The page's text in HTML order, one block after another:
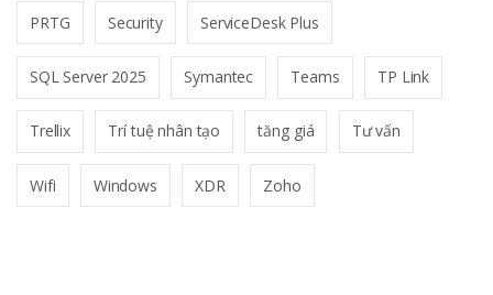
PRTG Security ServiceDesk Plus
SQL Server 2025 Symantec Teams TP Link
Trellix Trí tuệ nhân tạo tăng giá Tư vấn
Wifi Windows XDR Zoho